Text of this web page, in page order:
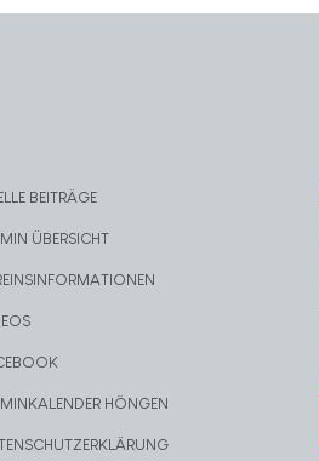
BEITRÄGE
ÜBERSICHT
HÖNGEN